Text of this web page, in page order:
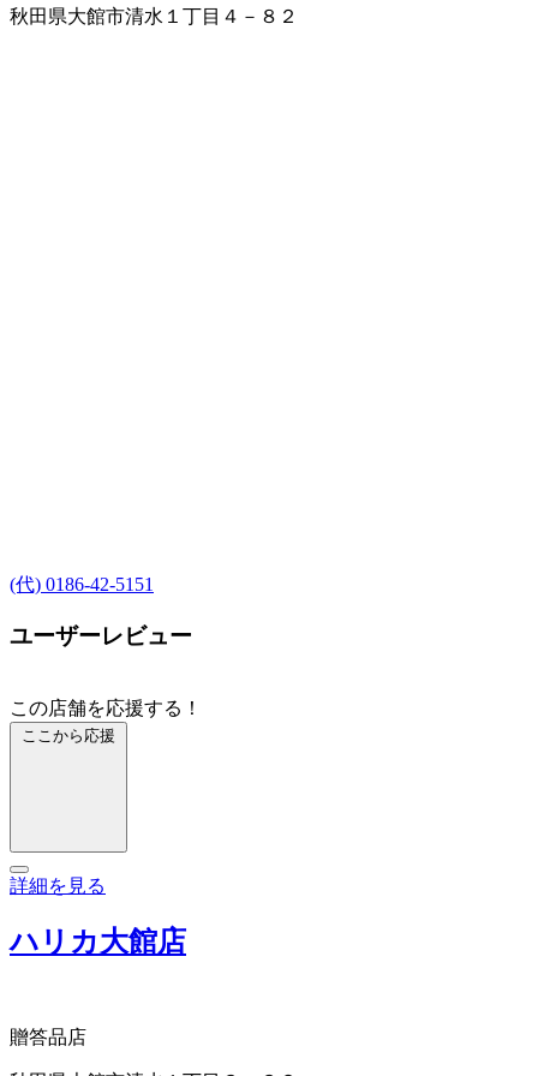
秋田県大館市清水１丁目４－８２
(代) 0186-42-5151
ユーザーレビュー
この店舗を応援する！
ここから応援
詳細を見る
ハリカ大館店
贈答品店